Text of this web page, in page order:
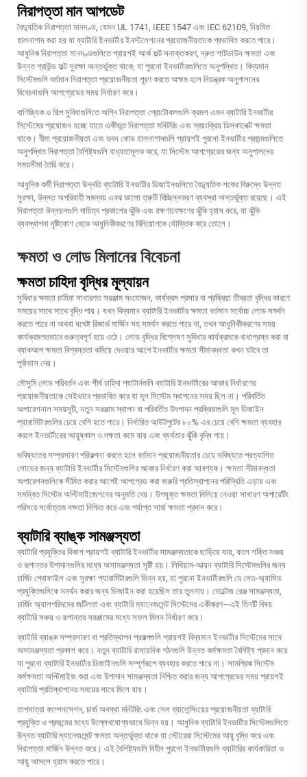
নিরাপত্তা মান আপডেট
বৈদ্যুতিক নিরাপত্তা মানদণ্ড, যেমন UL 1741, IEEE 1547 এবং IEC 62109, নিয়মিত
হালনাগাদ করা হয় যা ব্যাটারি ইনভার্টার ইনস্টলেশনের প্রয়োজনীয়তাকে প্রভাবিত করতে পারে।
আধুনিক নিরাপত্তা মানদণ্ডগুলিতে প্রায়শই আর্ক ফল্ট সনাক্তকরণ, দ্রুত শাটডাউন ক্ষমতা এবং
উন্নত গ্রাউন্ড ফল্ট সুরক্ষা অন্তর্ভুক্ত থাকে, যা পুরনো ইনভার্টারগুলিতে অনুপস্থিত। বিদ্যমান
সিস্টেমগুলি বর্তমান নিরাপত্তা প্রয়োজনীয়তা পূরণ করতে অক্ষম হলে নিয়ন্ত্রক অনুপালনের
বিবেচনাগুলি আপগ্রেডের সময় নির্ধারণ করে।
বাণিজ্যিক ও শিল্প সুবিধাগুলিতে অগ্নি নিরাপত্তা প্রোটোকলগুলি ক্রমশ এমন ব্যাটারি ইনভার্টার
সিস্টেমের প্রয়োজন হচ্ছে যাতে একীভূত নিরাপত্তা মনিটরিং এবং স্বয়ংক্রিয় ডিসকানেক্ট ক্ষমতা
থাকে। বীমা প্রয়োজনীয়তা এবং ভবন কোড হালনাগাদগুলি প্রায়শই পুরনো ইনভার্টার প্রজন্মগুলিতে
অনুপস্থিত নিরাপত্তা বৈশিষ্ট্যগুলি বাধ্যতামূলক করে, যা সিস্টেম আপগ্রেডের জন্য অনুপালনের
সময়সীমা তৈরি করে।
আধুনিক কর্মী নিরাপত্তা উন্নতিব্যাটারি ইনভার্টার ডিজাইনগুলিতে বৈদ্যুতিক শকের বিরুদ্ধে উন্নত
সুরক্ষা, উন্নত অপরিবাহী সমন্বয় এবঝ ভালো ত্রুটি বিচ্ছিন্নকরণ ব্যবস্থা অন্তর্ভুক্ত রয়েছে। এই
নিরাপত্তা উন্নয়নগুলি দায়িত্ব প্রকাশের ঝুঁকি এবং রক্ষণাবেক্ষণের ঝুঁকি হ্রাস করে, যা ঝুঁকি
ব্যবস্থাপনা দৃষ্টিকোণ থেকে আধুনিকীকরণের বিনিয়োগকে যৌক্তিক করে তোলে।
ক্ষমতা ও লোড মিলানের বিবেচনা
ক্ষমতা চাহিদা বৃদ্ধির মূল্যায়ন
সুবিধার ক্ষমতা চাহিদা সাধারণত সরঞ্জাম সংযোজন, কার্যক্রম প্রসার বা প্রক্রিয়া তীব্রতা বৃদ্ধির কারণে
সময়ের সাথে সাথে বৃদ্ধি পায়। যখন বিদ্যমান ব্যাটারি ইনভার্টার ক্ষমতা বর্তমান সর্বোচ্চ লোড সমর্থন
করতে পারে না অথবা যথেষ্ট রিজার্ভ মার্জিন সহ সমর্থন করতে পারে না, তখন আধুনিকীকরণের সময়
কার্যক্রমগতভাবে গুরুত্বপূর্ণ হয়ে ওঠে। লোড বৃদ্ধির বিশ্লেষণ সুবিধার কার্যক্রমকে বাধাগ্রস্ত করা বা
ব্যাকআপ ক্ষমতা বিশ্বস্ততা কমিয়ে দেওয়ার আগে ইনভার্টার ক্ষমতা সীমাবদ্ধতা কখন ঘটবে তা
পূর্বাভাস দেয়।
মৌসুমি লোড পরিবর্তন এবং শীর্ষ চাহিদা প্যাটার্নগুলি ব্যাটারি ইনভার্টারের আকার নির্ধারণের
প্রয়োজনীয়তাকে সেইভাবে প্রভাবিত করে যা মূল সিস্টেম স্থাপনের সময় ছিল না। পরিবর্তিত
অপারেশনাল সময়সূচী, নতুন সরঞ্জাম স্থাপন বা পরিবর্তিত উৎপাদন প্রক্রিয়াগুলি মূল ডিজাইন
প্যারামিটারগুলির চেয়ে বেশি হতে পারে। নির্ধারিত আউটপুটের ৮০% এর চেয়ে বেশি ক্ষমতা ব্যবহার
করলে ইনভার্টারের আয়ুষ্কাল ও দক্ষতা কমে যায় এবং ব্যর্থতার ঝুঁকি বৃদ্ধি পায়।
ভবিষ্যতের সম্প্রসারণ পরিকল্পনা করতে হলে বর্তমান প্রয়োজনীয়তার চেয়ে ভবিষ্যতে প্রত্যাশিত
লোডের জন্য ব্যাটারি ইনভার্টার সিস্টেমগুলির আকার নির্ধারণ করা আবশ্যক। ক্ষমতা সীমাবদ্ধতা
অপারেশনগুলিকে সীমিত করার আগেই আপগ্রেড করা জরুরি প্রতিস্থাপনের পরিস্থিতি এড়ায় এবং
সমন্বিত সিস্টেম অপ্টিমাইজেশনের অনুমতি দেয়। উপযুক্ত ক্ষমতা মিলিয়ে নেওয়া সাধারণ অপারেটিং
পরিসরে সর্বোত্তম দক্ষতা নিশ্চিত করে এবং পর্যাপ্ত সার্জ ক্ষমতা প্রদান করে।
ব্যাটারি ব্যাঙ্ক সামঞ্জস্যতা
ব্যাটারি প্রযুক্তির বিকাশ প্রায়শই ব্যাটারি ইনভার্টার সামঞ্জস্যতাকে ছাড়িয়ে যায়, ফলে শক্তি সঞ্চয়
ও রূপান্তর উপাদানগুলির মধ্যে অসামঞ্জস্যতা সৃষ্টি হয়। লিথিয়াম-আয়ন ব্যাটারি সিস্টেমগুলির জন্য
চার্জিং প্রোফাইল এবং সুরক্ষা প্যারামিটারগুলি ভিন্ন হয়, যা পুরনো ইনভার্টারগুলি যে লেড-অ্যাসিড
প্রযুক্তিগুলিকে সমর্থন করার জন্য ডিজাইন করা হয়েছিল তার তুলনায়। ভোল্টেজ রেঞ্জ সামঞ্জস্যতা,
চার্জিং অ্যালগরিদমের জটিলতা এবং ব্যাটারি ম্যানেজমেন্ট সিস্টেমের একীকরণ—এই তিনটি বিষয়
ব্যাটারি সঞ্চয় ও রূপান্তর সরঞ্জামের মধ্যে সফল মিলন নির্ধারণ করে।
ব্যাটারি ব্যাঙ্ক সম্প্রসারণ বা প্রতিস্থাপন প্রকল্পগুলি প্রায়শই বিদ্যমান ইনভার্টার সিস্টেমের সাথে
অসামঞ্জস্যতা প্রকাশ করে। নতুন ব্যাটারি রাসায়নিক গঠনগুলি উন্নত কর্মক্ষমতা বৈশিষ্ট্য প্রদান করে
যা পুরনো ব্যাটারি ইনভার্টার ডিজাইনগুলি সম্পূর্ণরূপে ব্যবহার করতে পারে না। সামগ্রিক সিস্টেম
কর্মক্ষমতা অপ্টিমাইজ করা এবং উপাদান সামঞ্জস্যতা নিশ্চিত করার জন্য আপগ্রেডের সময় প্রায়শই
ব্যাটারি প্রতিস্থাপনের সময়ের সাথে মিলে যায়।
তাপমাত্রা কম্পেনসেশন, চার্জ অবস্থা মনিটরিং এবং সেল ব্যালেন্সিংয়ের প্রয়োজনীয়তা ব্যাটারি
প্রযুক্তি ও প্রজন্মের মধ্যে উল্লেখযোগ্যভাবে ভিন্ন হয়। আধুনিক ব্যাটারি ইনভার্টার সিস্টেমগুলিতে
উন্নত ব্যাটারি ম্যানেজমেন্ট ক্ষমতা অন্তর্ভুক্ত থাকে যা স্টোরেজ সিস্টেমের আয়ু বৃদ্ধি করে এবং
নিরাপত্তা মার্জিন উন্নত করে। এই বৈশিষ্ট্যগুলি বিহীন পুরনো ইনভার্টারগুলি ব্যাটারির কার্যকারিতা ও
আয়ু আসলে হ্রাস করতে পারে।